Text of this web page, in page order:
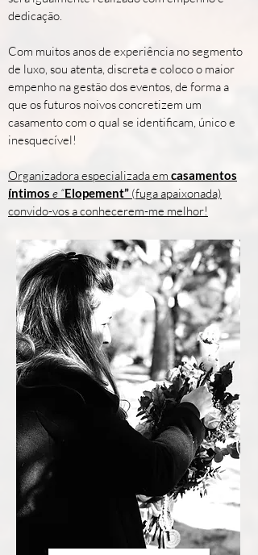
dedicação.
Com muitos anos de experiência no segmento
de luxo, sou atenta, discreta e coloco o maior
empenho na gestão dos eventos, de forma a
que os futuros noivos concretizem um
casamento com o qual se identificam, único e
inesquecível!
Organizadora especializada em casamentos
íntimos e “Elopement” (fuga apaixonada)
convido-vos a conhecerem-me melhor!